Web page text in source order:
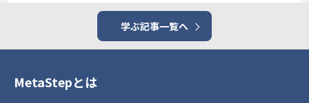
学ぶ記事一覧へ
MetaStepとは